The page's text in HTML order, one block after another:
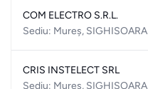
COM ELECTRO S.R.L.
Sediu: Mureș, SIGHISOARA
CRIS INSTELECT SRL
Sediu: Mureș, SIGHISOARA